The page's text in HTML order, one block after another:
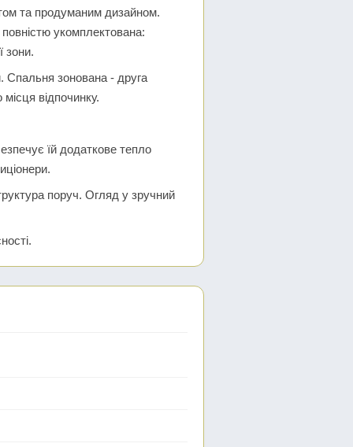
та продуманим дизайном.
укомплектована:
зони.
Спальня зонована - друга
відпочинку.
їй додаткове тепло
поруч. Огляд у зручний